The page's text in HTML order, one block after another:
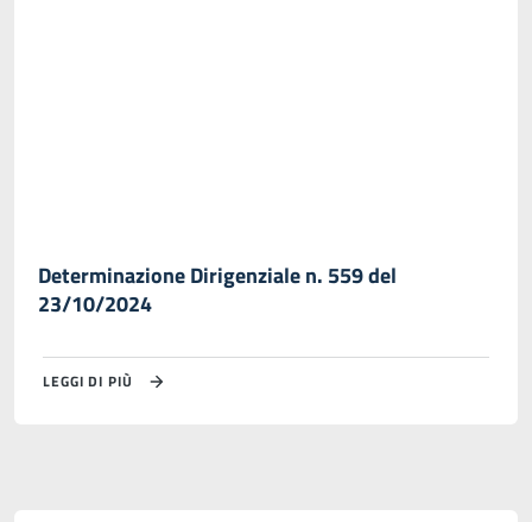
Determinazione Dirigenziale n. 559 del
23/10/2024
LEGGI DI PIÙ